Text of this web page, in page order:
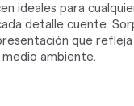
ideales para
detalle cuente.
que
medio ambiente.